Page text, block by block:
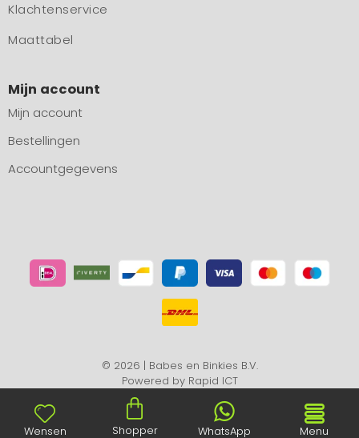
Klachtenservice
Maattabel
Mijn account
Mijn account
Bestellingen
Accountgegevens
© 2026 | Babes en Binkies B.V.
Powered by Rapid ICT
Wensen Shopper WhatsApp Menu